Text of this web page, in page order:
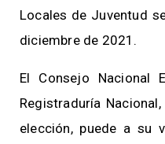
Locales de Juventud
diciembre de 2021.
El Consejo Nacional
Registraduría
elección, puede a su